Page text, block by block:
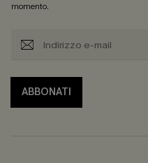
momento.
ABBONATI